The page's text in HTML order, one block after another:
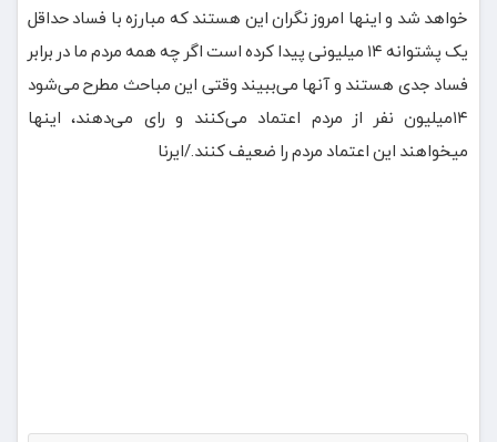
خواهد شد و اینها امروز نگران این هستند که مبارزه با فساد حداقل
یک پشتوانه ۱۴ میلیونی پیدا کرده است اگر چه همه مردم ما در برابر
فساد جدی هستند و آنها می‌ببیند وقتی این مباحث مطرح می‌شود
۱۴میلیون نفر از مردم اعتماد می‌کنند و رای می‌دهند، اینها
میخواهند این اعتماد مردم را ضعیف کنند./ایرنا